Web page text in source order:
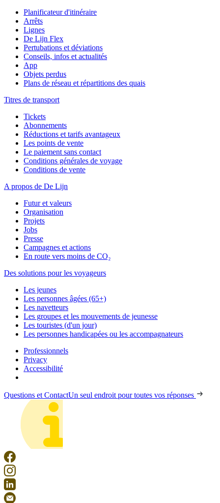
Planificateur d'itinéraire
Arrêts
Lignes
De Lijn Flex
Pertubations et déviations
Conseils, infos et actualités
App
Objets perdus
Plans de réseau et répartitions des quais
Titres de transport
Tickets
Abonnements
Réductions et tarifs avantageux
Les points de vente
Le paiement sans contact
Conditions générales de voyage
Conditions de vente
A propos de De Lijn
Futur et valeurs
Organisation
Projets
Jobs
Presse
Campagnes et actions
En route vers moins de CO₂
Des solutions pour les voyageurs
Les jeunes
Les personnes âgées (65+)
Les navetteurs
Les groupes et les mouvements de jeunesse
Les touristes (d'un jour)
Les personnes handicapées ou les accompagnateurs
Professionnels
Privacy
Accessibilité
Questions et ContactUn seul endroit pour toutes vos réponses